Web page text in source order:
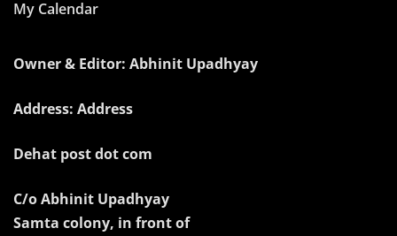
My Calendar
Owner & Editor: Abhinit Upadhyay
Address: Address
Dehat post dot com
C/o Abhinit Upadhyay
Samta colony, in front of